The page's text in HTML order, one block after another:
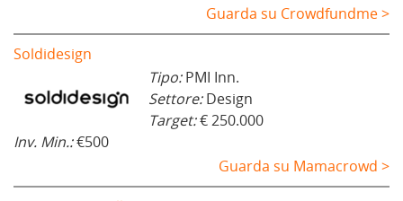
Guarda su Crowdfundme >
Soldidesign
Tipo:PMI Inn.
Settore:Design
Target:€ 250.000
Inv. Min.:€500
Guarda su Mamacrowd >